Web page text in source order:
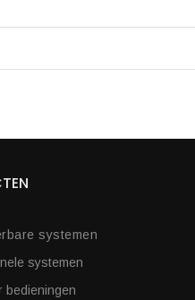
systemen
systemen
bedieningen